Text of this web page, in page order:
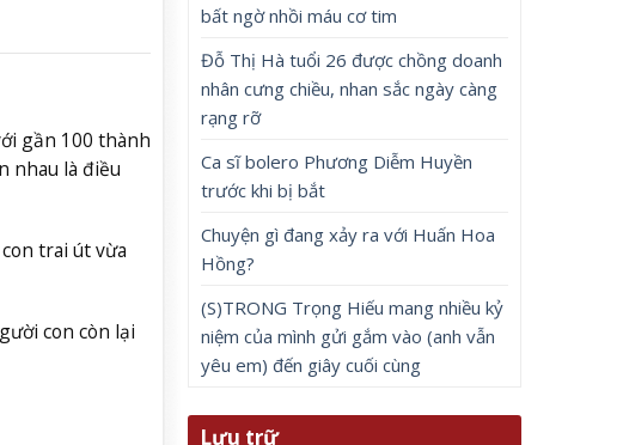
gần 100 thành
nhau là điều
trai út vừa
con còn lại
bất ngờ nhồi máu cơ tim
Đỗ Thị Hà tuổi 26 được chồng doanh
nhân cưng chiều, nhan sắc ngày càng
rạng rỡ
Ca sĩ bolero Phương Diễm Huyền
trước khi bị bắt
Chuyện gì đang xảy ra với Huấn Hoa
Hồng?
(S)TRONG Trọng Hiếu mang nhiều kỷ
niệm của mình gửi gắm vào (anh vẫn
yêu em) đến giây cuối cùng
Lưu trữ